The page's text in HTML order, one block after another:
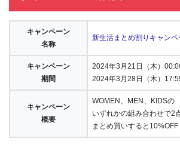
キャンペーン
名称
新生活まとめ割りキャンペ
キャンペーン
期間
2024年3月21日（木）
2024年3月28日（木）
キャンペーン
概要
WOMEN、MEN、KIDSの
いずれかの組み合わせで2
まとめ買いすると10%OFF